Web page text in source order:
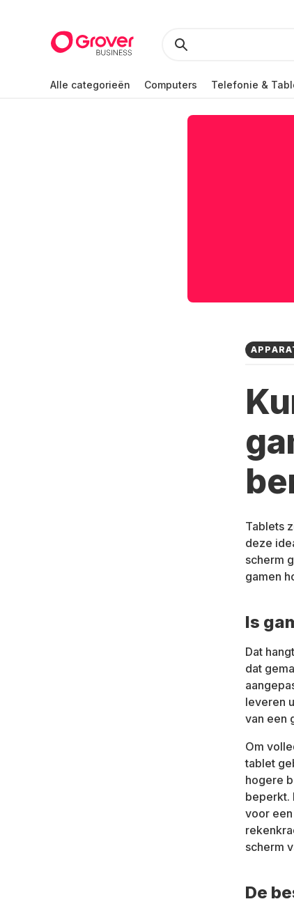
Alle categorieën Computers Telefonie &
Tablets
deze
scherm
gamen
Is
Dat
dat
leveren
van een
Om
tablet
hogere
beperkt.
voor
scherm
De